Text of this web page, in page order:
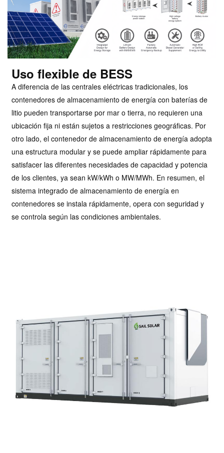
Uso flexible de BESS
A diferencia de las centrales eléctricas tradicionales, los
contenedores de almacenamiento de energía con baterías de
litio pueden transportarse por mar o tierra, no requieren una
ubicación fija ni están sujetos a restricciones geográficas. Por
otro lado, el contenedor de almacenamiento de energía adopta
una estructura modular y se puede ampliar rápidamente para
satisfacer las diferentes necesidades de capacidad y potencia
de los clientes, ya sean kW/kWh o MW/MWh. En resumen, el
sistema integrado de almacenamiento de energía en
contenedores se instala rápidamente, opera con seguridad y
se controla según las condiciones ambientales.